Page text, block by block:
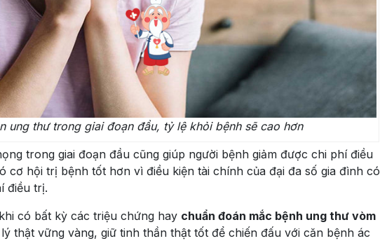
ung thư trong giai đoạn đầu, tỷ lệ khỏi bệnh sẽ cao hơn
trong giai đoạn đầu cũng giúp người bệnh giảm được chi phí điều
cơ hội trị bệnh tốt hơn vì điều kiện tài chính của đại đa số gia đình có
điều trị.
có bất kỳ các triệu chứng hay chuẩn đoán mắc bệnh ung thư vòm
thật vững vàng, giữ tinh thần thật tốt để chiến đấu với căn bệnh ác